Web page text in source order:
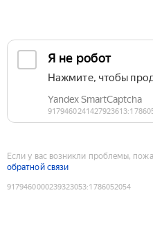
Если у вас возникли проблемы,
обратной связи
9179460000239323053:1786052054